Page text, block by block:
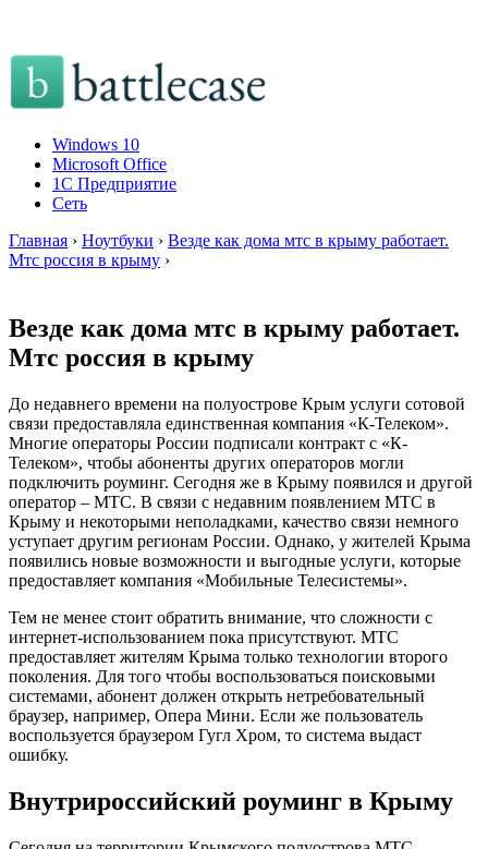
Windows 10
Microsoft Office
1C Предприятие
Сеть
Главная › Ноутбуки › Везде как дома мтс в крыму работает.
Мтс россия в крыму ›
Везде как дома мтс в крыму работает.
Мтс россия в крыму
До недавнего времени на полуострове Крым услуги сотовой
связи предоставляла единственная компания «К-Телеком».
Многие операторы России подписали контракт с «К-
Телеком», чтобы абоненты других операторов могли
подключить роуминг. Сегодня же в Крыму появился и другой
оператор – МТС. В связи с недавним появлением МТС в
Крыму и некоторыми неполадками, качество связи немного
уступает другим регионам России. Однако, у жителей Крыма
появились новые возможности и выгодные услуги, которые
предоставляет компания «Мобильные Телесистемы».
Тем не менее стоит обратить внимание, что сложности с
интернет-использованием пока присутствуют. МТС
предоставляет жителям Крыма только технологии второго
поколения. Для того чтобы воспользоваться поисковыми
системами, абонент должен открыть нетребовательный
браузер, например, Опера Мини. Если же пользователь
воспользуется браузером Гугл Хром, то система выдаст
ошибку.
Внутрироссийский роуминг в Крыму